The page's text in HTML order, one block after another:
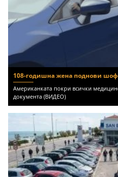
108-годишна жена поднови
Американката покри всички
документа (ВИДЕО)